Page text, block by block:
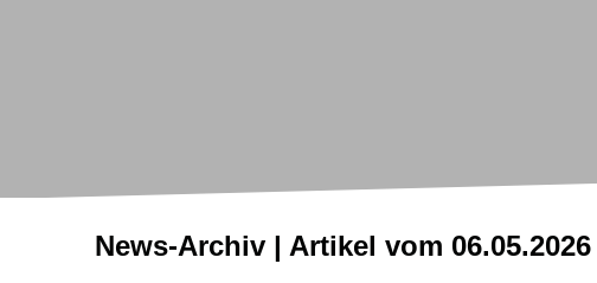
News-Archiv | Artikel vom 06.05.2026